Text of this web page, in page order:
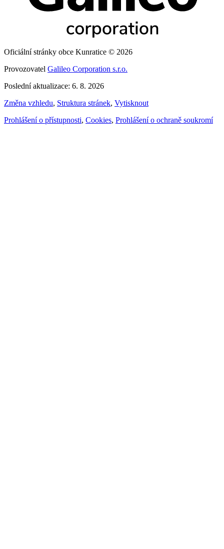
Oficiální stránky obce Kunratice © 2026
Provozovatel Galileo Corporation s.r.o.
Poslední aktualizace: 6. 8. 2026
Změna vzhledu, Struktura stránek, Vytisknout
Prohlášení o přístupnosti, Cookies, Prohlášení o ochraně soukromí